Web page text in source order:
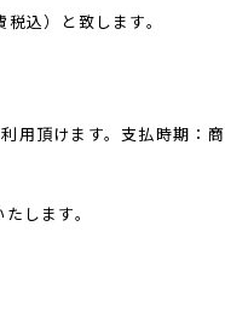
込）と致します。
用頂けます。支払時期：
します。